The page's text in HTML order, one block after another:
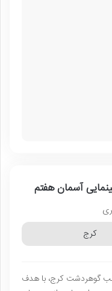
آسمان هفتم
کرج
گوهردشت کرج، با هدف